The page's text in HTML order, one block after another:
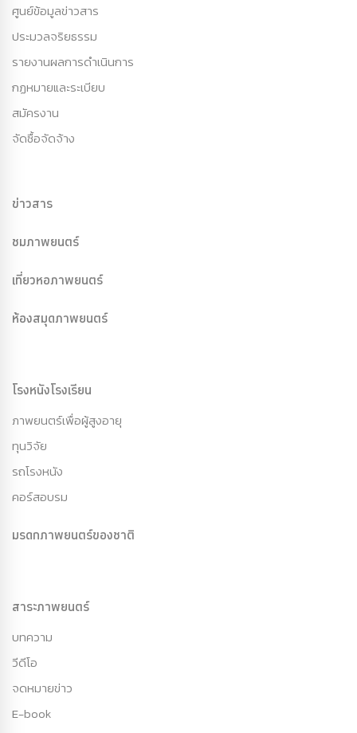
ศูนย์ข้อมูลข่าวสาร
ประมวลจริยธรรม
รายงานผลการดำเนินการ
กฏหมายและระเบียบ
สมัครงาน
จัดซื้อจัดจ้าง
ข่าวสาร
ชมภาพยนตร์
เที่ยวหอภาพยนตร์
ห้องสมุดภาพยนตร์
โรงหนังโรงเรียน
ภาพยนตร์เพื่อผู้สูงอายุ
ทุนวิจัย
รถโรงหนัง
คอร์สอบรม
มรดกภาพยนตร์ของชาติ
สาระภาพยนตร์
บทความ
วีดีโอ
จดหมายข่าว
E-book